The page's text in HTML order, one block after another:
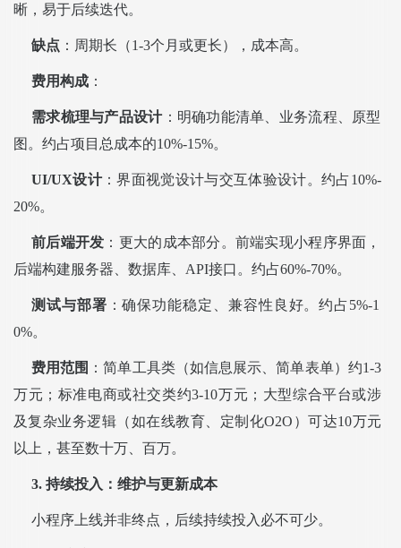
晰，易于后续迭代。
缺点 ：周期长（1-3个月或更长），成本高。
费用构成 ：
需求梳理与产品设计：明确功能清单、业务流程、原型
图。约占项目总成本的10%-15%。
UI/UX设计：界面视觉设计与交互体验设计。约占10%-
20%。
前后端开发 ：更大的成本部分。前端实现小程序界面，
后端构建服务器、数据库、API接口。约占60%-70%。
测试与部署 ：确保功能稳定、兼容性良好。约占5%-1
0%。
费用范围 ：简单工具类（如信息展示、简单表单）约1-3
万元；标准电商或社交类约3-10万元；大型综合平台或涉
及复杂业务逻辑（如在线教育、定制化O2O）可达10万元
以上，甚至数十万、百万。
3. 持续投入：维护与更新成本
小程序上线并非终点，后续持续投入必不可少。